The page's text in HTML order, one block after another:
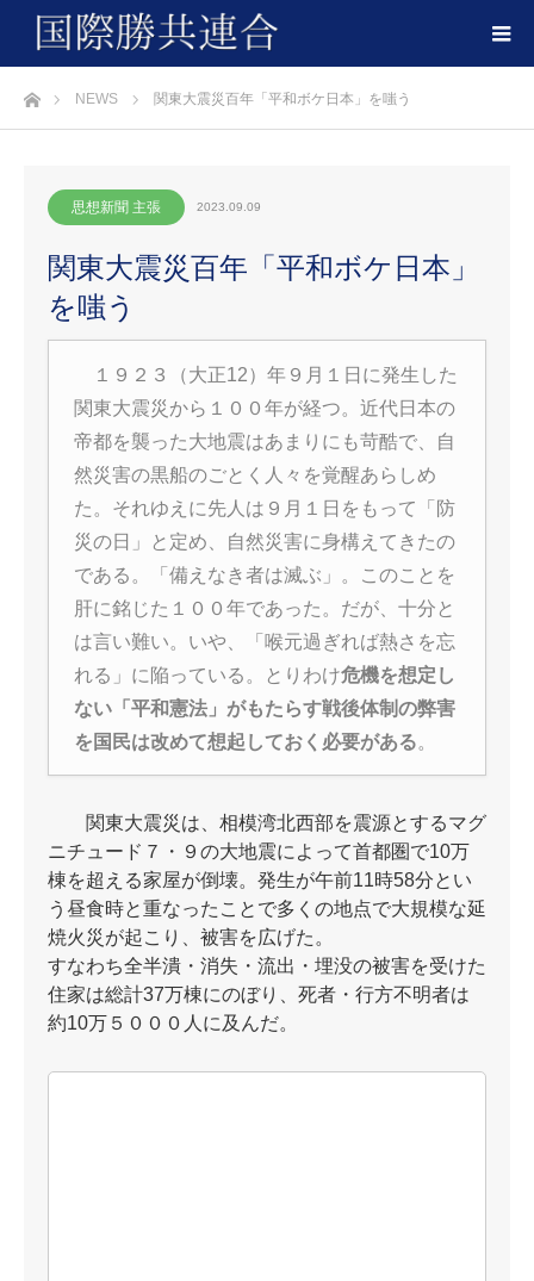
ホームNEWS 関東大震災百年「平和ボケ日本」を嗤う
思想新聞 主張 2023.09.09
関東大震災百年「平和ボケ日本」
を嗤う
１９２３（大正12）年９月１日に発生した
関東大震災から１００年が経つ。近代日本の
帝都を襲った大地震はあまりにも苛酷で、自
然災害の黒船のごとく人々を覚醒あらしめ
た。それゆえに先人は９月１日をもって「防
災の日」と定め、自然災害に身構えてきたの
である。「備えなき者は滅ぶ」。このことを
肝に銘じた１００年であった。だが、十分と
は言い難い。いや、「喉元過ぎれば熱さを忘
れる」に陥っている。とりわけ危機を想定し
ない「平和憲法」がもたらす戦後体制の弊害
を国民は改めて想起しておく必要がある。
関東大震災は、相模湾北西部を震源とするマグ
ニチュード７・９の大地震によって首都圏で10万
棟を超える家屋が倒壊。発生が午前11時58分とい
う昼食時と重なったことで多くの地点で大規模な延
焼火災が起こり、被害を広げた。
すなわち全半潰・消失・流出・埋没の被害を受けた
住家は総計37万棟にのぼり、死者・行方不明者は
約10万５０００人に及んだ。